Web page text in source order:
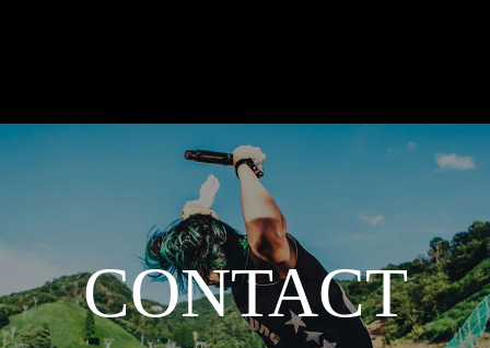
CONTACT